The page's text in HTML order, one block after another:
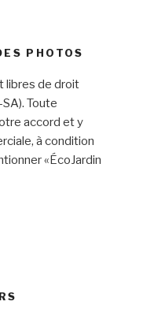
PHOTOS
libres de droit
Toute
accord et y
à condition
«ÉcoJardin